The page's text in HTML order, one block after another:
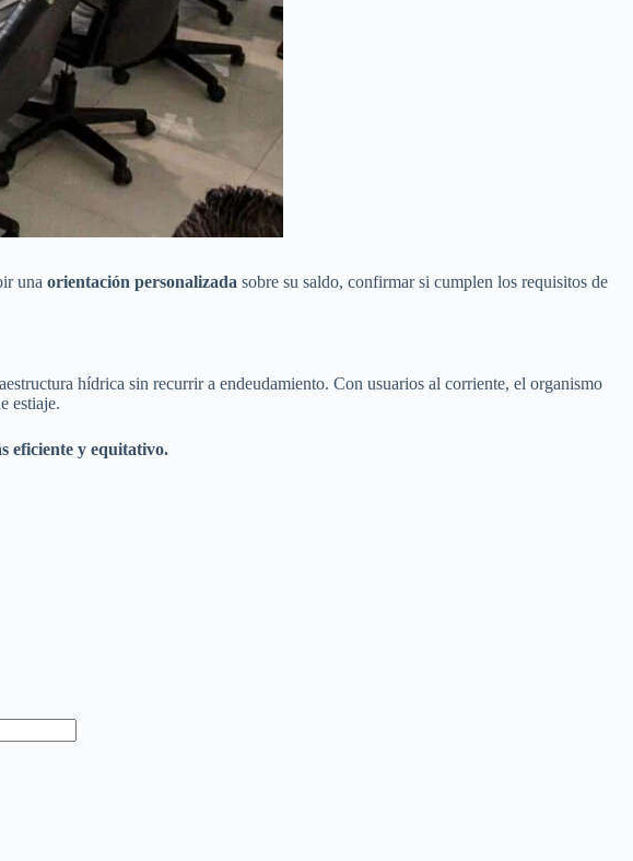
una orientación personalizada sobre su saldo, confirmar si cumplen los requisitos de
hídrica sin recurrir a endeudamiento. Con usuarios al corriente, el organismo
estiaje.
eficiente y equitativo.